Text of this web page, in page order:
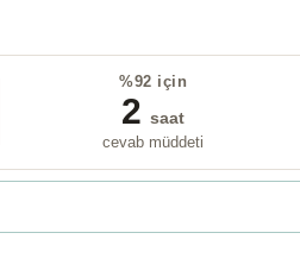
%92 için
2 saat
cevab müddeti